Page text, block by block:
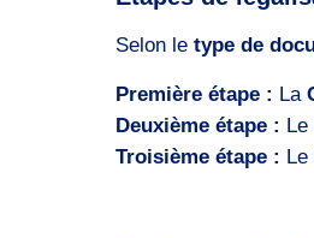
Selon le type de
Première étape : La
Deuxième étape : Le
Troisième étape : Le